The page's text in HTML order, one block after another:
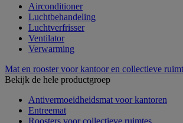
Airconditioner
Luchtbehandeling
Luchtverfrisser
Ventilator
Verwarming
Mat en rooster voor kantoor en collectieve
Bekijk de hele productgroep
Antivermoeidheidsmat voor kantoren
Entreemat
Roosters voor collectieve ruimtes